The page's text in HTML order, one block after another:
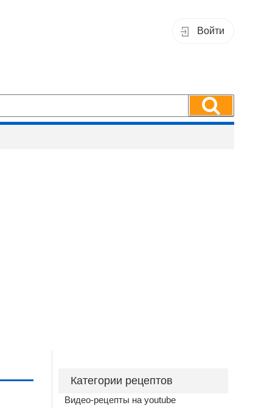
Войти
Категории рецептов
Видео-рецепты на youtube